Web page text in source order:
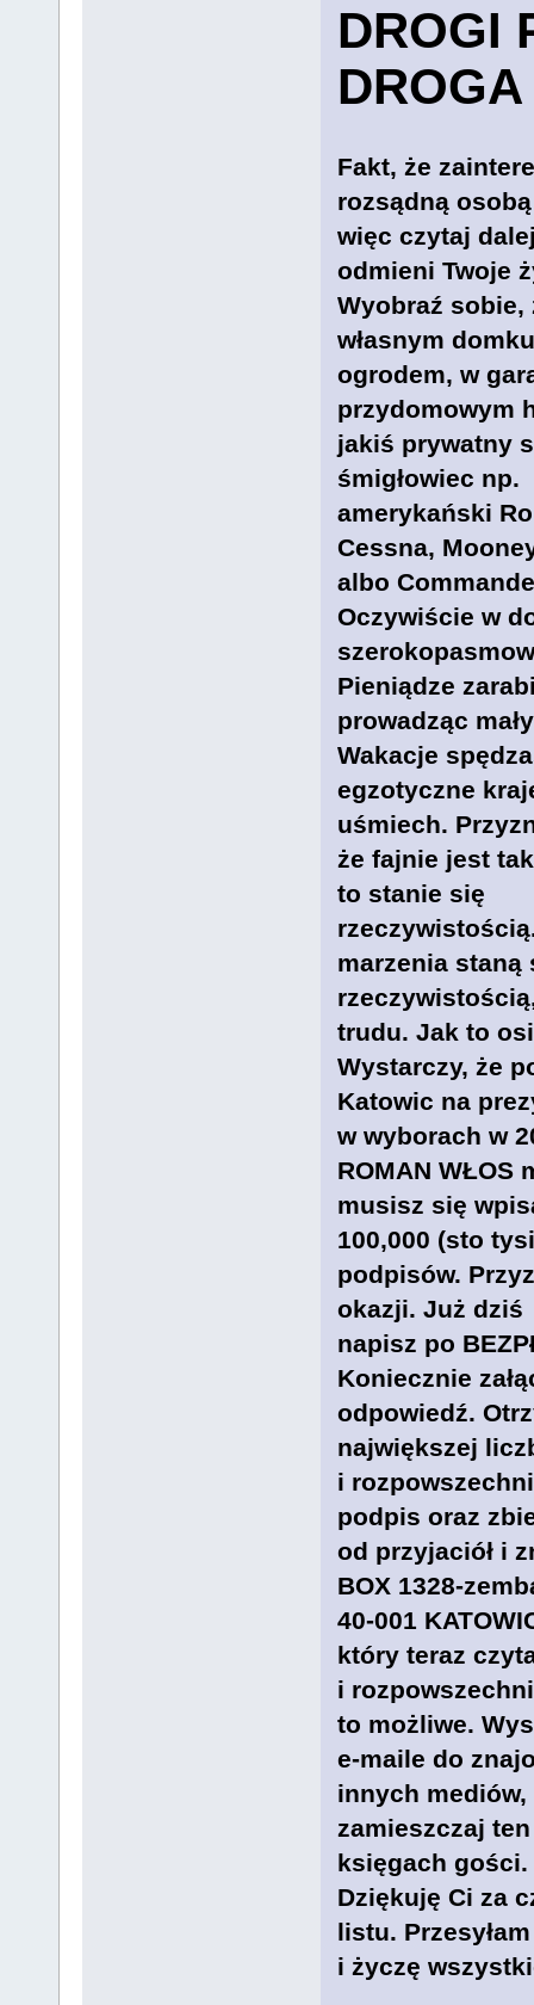
DROGI
Fakt, że
rozsądną
więc czytaj
odmieni Twoje
Wyobraź sobie,
własnym
ogrodem, w
przydomowym
jakiś prywatny
śmigłowiec np.
amerykański
Cessna,
albo
Oczywiście w
Pieniądze
prowadząc
Wakacje
egzotyczne
uśmiech.
że fajnie jest
to stanie się
marzenia staną
trudu. Jak to
Wystarczy, że
Katowic na
w wyborach w
ROMAN WŁOS
musisz się
100,000 (sto
podpisów.
okazji. Już dziś
napisz po
Koniecznie
odpowiedź.
największej
i
podpis oraz
od przyjaciół i
BOX 1328-
40-001
który teraz
i
to możliwe.
e-maile do
innych mediów,
zamieszczaj
księgach gości.
Dziękuję Ci za
listu.
i życzę